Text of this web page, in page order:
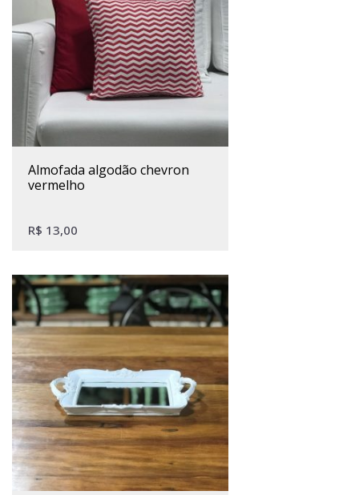
almofada algodão chevron
vermelho
R$ 13,00